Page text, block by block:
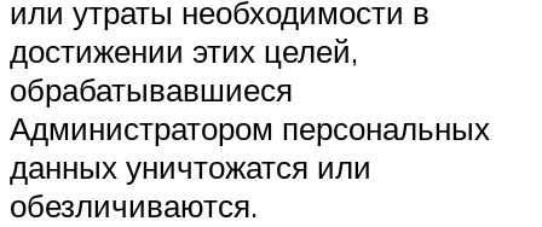
или утраты необходимости в
достижении этих целей,
обрабатывавшиеся
Администратором персональных
данных уничтожатся или
обезличиваются.